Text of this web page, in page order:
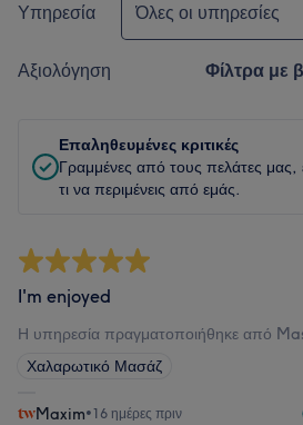
Υπηρεσία Όλες οι υπηρεσίες
Αξιολόγηση Φίλτρα με
Επαληθευμένες κριτικές
Γραμμένες από τους πελάτες μας,
τι να περιμένεις από εμάς.
I'm enjoyed
Η υπηρεσία πραγματοποιήθηκε από
Χαλαρωτικό Μασάζ
Maxim•16 ημέρες πριν